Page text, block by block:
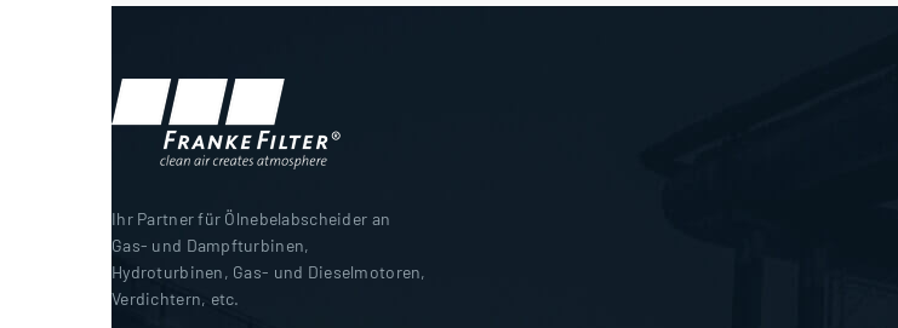
Ihr Partner für Ölnebelabscheider an
Gas- und Dampfturbinen,
Hydroturbinen, Gas- und Dieselmotoren,
Verdichtern, etc.